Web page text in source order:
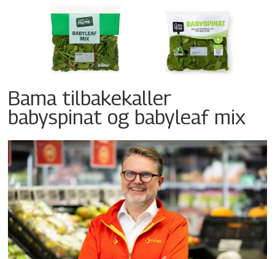
Bama tilbakekaller
babyspinat og babyleaf mix